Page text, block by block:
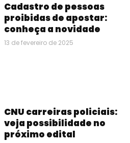
Cadastro de pessoas
proibidas de apostar:
conheça a novidade
13 de fevereiro de 2025
CNU carreiras policiais:
veja possibilidade no
próximo edital